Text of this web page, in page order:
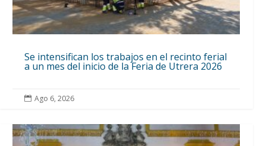
Se intensifican los trabajos en el recinto ferial
a un mes del inicio de la Feria de Utrera 2026
 Ago 6, 2026